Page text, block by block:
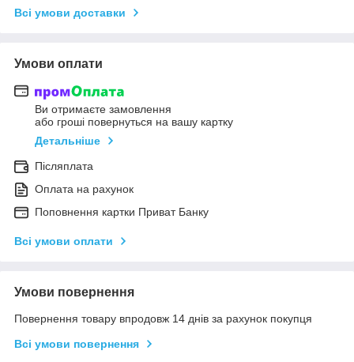
Всі умови доставки
Умови оплати
Ви отримаєте замовлення
або гроші повернуться на вашу картку
Детальніше
Післяплата
Оплата на рахунок
Поповнення картки Приват Банку
Всі умови оплати
Умови повернення
Повернення товару впродовж 14 днів за рахунок покупця
Всі умови повернення